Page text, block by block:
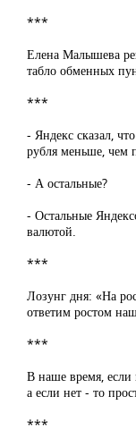
***
Елена Малышева
табло обменных
***
- Яндекс сказал,
рубля меньше, чем
- А остальные?
- Остальные
валютой.
***
Лозунг дня: «На
ответим ростом
***
В наше время, если
а если нет - то
***